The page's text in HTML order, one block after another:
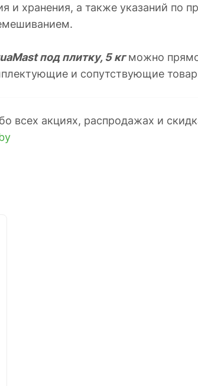
и хранения, а также указаний по
под плитку, 5 кгможно прямо
и сопутствующие
всех акциях, распродажах и